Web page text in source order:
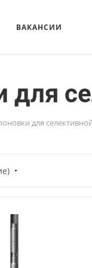
ВАКАНСИИ
для